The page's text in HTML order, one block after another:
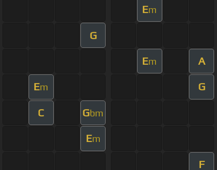
Em
G
Em A
Em G
C Gbm
Em
F